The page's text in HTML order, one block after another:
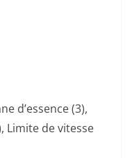
d’essence (3),
Limite de vitesse